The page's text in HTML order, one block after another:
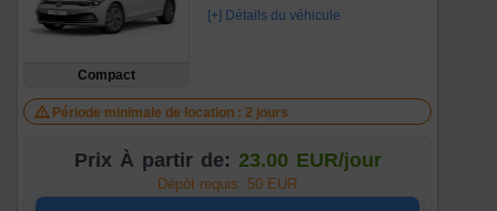
Compact
[+] Détails du véhicule
Période minimale de location : 2 jours
Prix À partir de: 23.00 EUR/jour
Dépôt requis: 50 EUR